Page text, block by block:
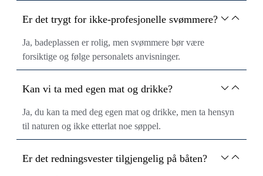
Er det trygt for ikke-profesjonelle svømmere?
Ja, badeplassen er rolig, men svømmere bør være
forsiktige og følge personalets anvisninger.
Kan vi ta med egen mat og drikke?
Ja, du kan ta med deg egen mat og drikke, men ta hensyn
til naturen og ikke etterlat noe søppel.
Er det redningsvester tilgjengelig på båten?